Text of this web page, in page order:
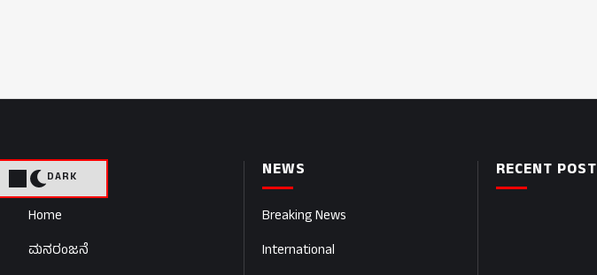
DARK
PAGES
Home
ಮನರಂಜನೆ
NEWS
Breaking News
International
RECENT POST